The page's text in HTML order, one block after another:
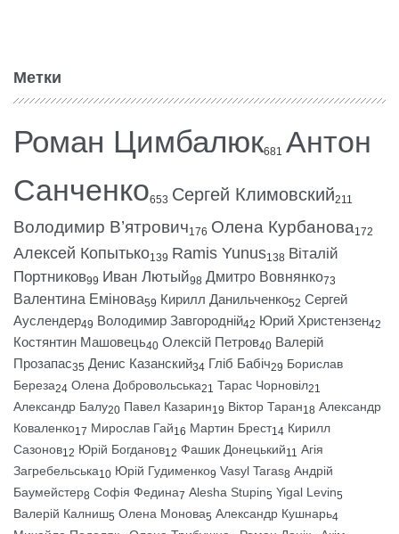
Метки
Роман Цимбалюк681 Антон
Санченко653 Сергей Климовский211
Володимир В’ятрович176 Олена Курбанова172
Алексей Копытько139 Ramis Yunus138 Віталій
Портников99 Иван Лютый98 Дмитро Вовнянко73
Валентина Емінова59 Кирилл Данильченко52 Сергей
Ауслендер49 Володимир Завгородній42 Юрий Христензен42
Костянтин Машовець40 Олексій Петров40 Валерій
Прозапас35 Денис Казанский34 Гліб Бабіч29 Борислав
Береза24 Олена Добровольська21 Тарас Чорновіл21
Александр Балу20 Павел Казарин19 Віктор Таран18 Александр
Коваленко17 Мирослав Гай16 Мартин Брест14 Кирилл
Сазонов12 Юрій Богданов12 Фашик Донецький11 Агія
Загребельська10 Юрій Гудименко9 Vasyl Taras8 Андрій
Баумейстер8 Софія Федина7 Alesha Stupin5 Yigal Levin5
Валерій Калниш5 Олена Монова5 Александр Кушнарь4